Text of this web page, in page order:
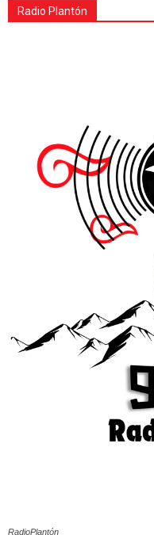
Radio Plantón
RadioPlantón